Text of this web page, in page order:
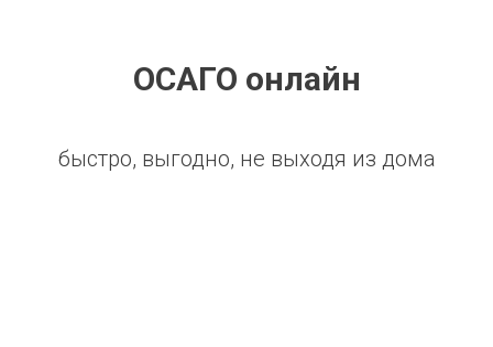
ОСАГО онлайн
быстро, выгодно, не выходя из дома